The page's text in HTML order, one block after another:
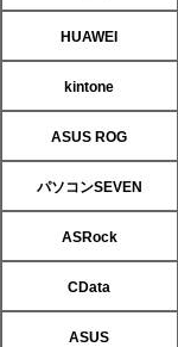
HUAWEI
kintone
ASUS ROG
パソコンSEVEN
ASRock
CData
ASUS